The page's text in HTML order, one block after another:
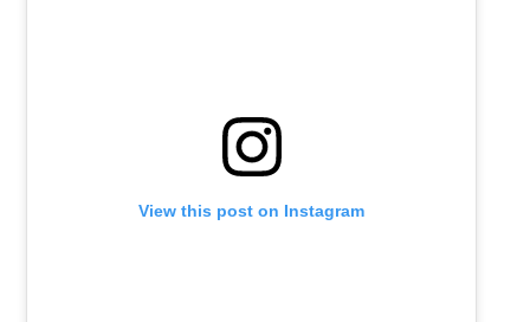
View this post on Instagram